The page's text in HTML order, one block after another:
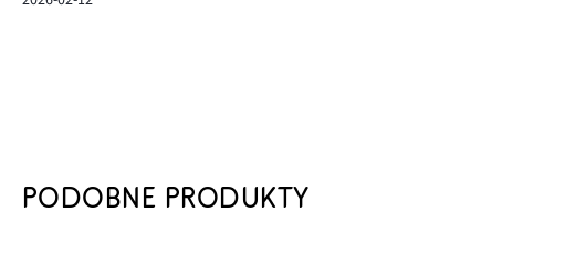
PODOBNE PRODUKTY